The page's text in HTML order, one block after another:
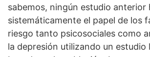
sabemos, ningún estudio anterior
sistemáticamente el papel de los
riesgo tanto psicosociales como
la depresión utilizando un estudio